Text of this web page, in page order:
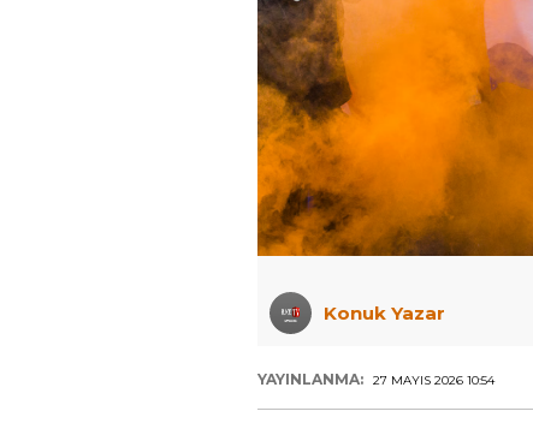
Konuk Yazar
YAYINLANMA: 27 MAYIS 2026 10:54